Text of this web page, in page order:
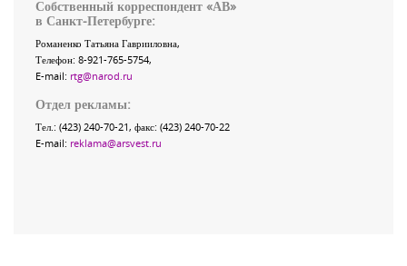
Собственный корреспондент «АВ»
в Санкт-Петербурге:
Романенко Татьяна Гаврииловна,
Телефон: 8-921-765-5754,
E-mail: rtg@narod.ru
Отдел рекламы:
Тел.: (423) 240-70-21, факс: (423) 240-70-22
E-mail: reklama@arsvest.ru